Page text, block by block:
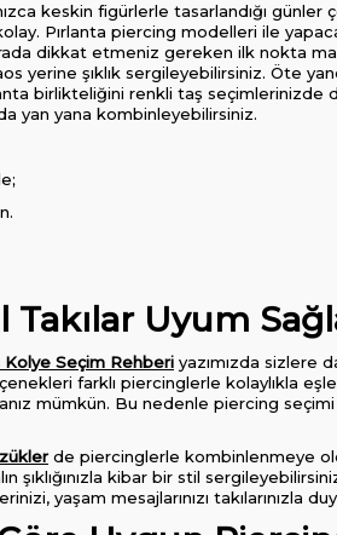
keskin figürlerle tasarlandığı
Pırlanta piercing modelleri ile
dikkat etmeniz gereken ilk nokta
yerine şıklık sergileyebilirsiniz. Öte
birlikteliğini renkli taş
yan yana kombinleyebilirsiniz.
Uyum
Kolye Seçim Rehberi yazımızda sizlere
farklı piercinglerle kolaylıkla
mümkün. Bu nedenle piercing
de piercinglerle kombinlenmeye
şıklığınızla kibar bir stil
yaşam mesajlarınızı takılarınızla